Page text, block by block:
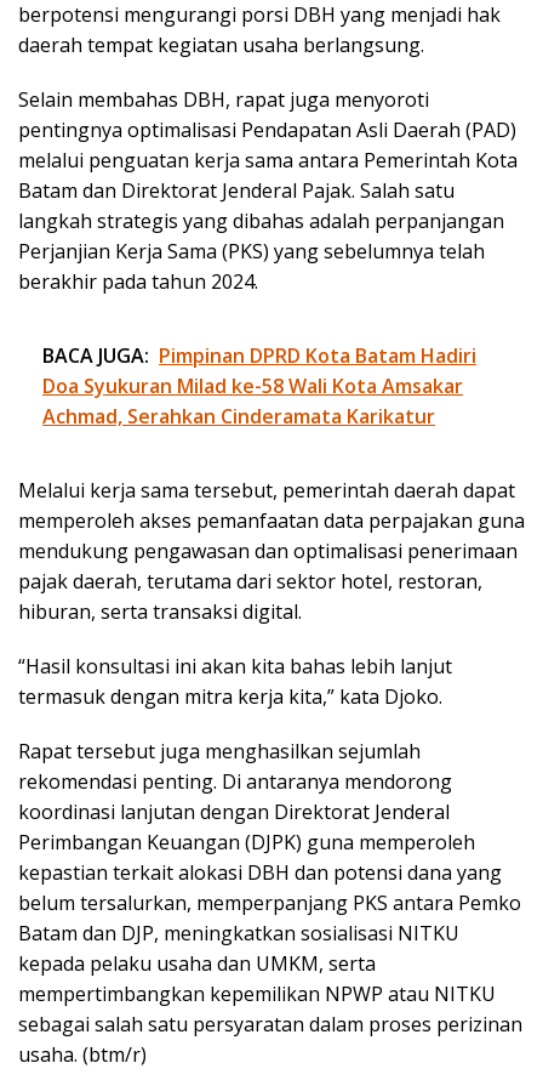
berpotensi mengurangi porsi DBH yang menjadi hak
daerah tempat kegiatan usaha berlangsung.
Selain membahas DBH, rapat juga menyoroti
pentingnya optimalisasi Pendapatan Asli Daerah (PAD)
melalui penguatan kerja sama antara Pemerintah Kota
Batam dan Direktorat Jenderal Pajak. Salah satu
langkah strategis yang dibahas adalah perpanjangan
Perjanjian Kerja Sama (PKS) yang sebelumnya telah
berakhir pada tahun 2024.
BACA JUGA: Pimpinan DPRD Kota Batam Hadiri
Doa Syukuran Milad ke-58 Wali Kota Amsakar
Achmad, Serahkan Cinderamata Karikatur
Melalui kerja sama tersebut, pemerintah daerah dapat
memperoleh akses pemanfaatan data perpajakan guna
mendukung pengawasan dan optimalisasi penerimaan
pajak daerah, terutama dari sektor hotel, restoran,
hiburan, serta transaksi digital.
“Hasil konsultasi ini akan kita bahas lebih lanjut
termasuk dengan mitra kerja kita,” kata Djoko.
Rapat tersebut juga menghasilkan sejumlah
rekomendasi penting. Di antaranya mendorong
koordinasi lanjutan dengan Direktorat Jenderal
Perimbangan Keuangan (DJPK) guna memperoleh
kepastian terkait alokasi DBH dan potensi dana yang
belum tersalurkan, memperpanjang PKS antara Pemko
Batam dan DJP, meningkatkan sosialisasi NITKU
kepada pelaku usaha dan UMKM, serta
mempertimbangkan kepemilikan NPWP atau NITKU
sebagai salah satu persyaratan dalam proses perizinan
usaha. (btm/r)